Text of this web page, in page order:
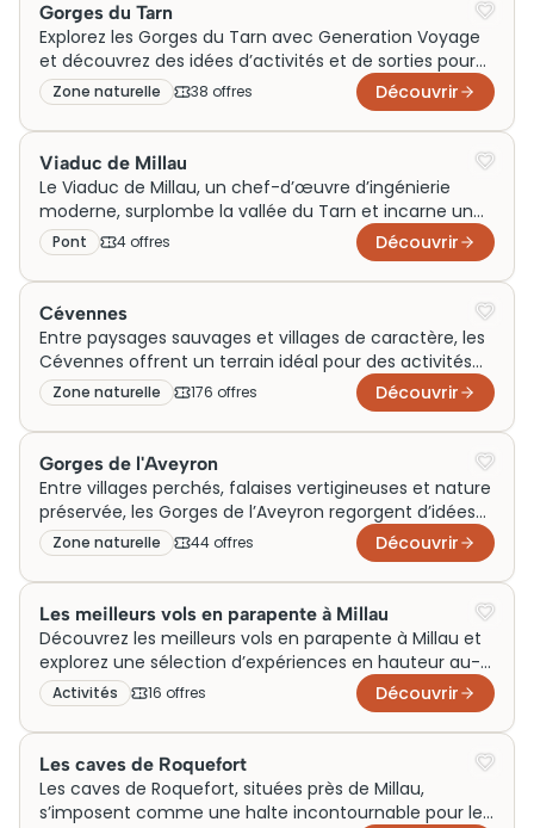
Gorges du Tarn
Explorez les Gorges du Tarn avec Generation Voyage
et découvrez des idées d’activités et de sorties pour
un week-end en famille ou en couple. Entre visites
authentiques, aventures en pleine nature et
expériences incontournables autour du canyon, vivez
un voyage riche en émotions au cœur de l’un des plus
beaux sites de France.
Zone naturelle 38 offres Découvrir
Viaduc de Millau
Le Viaduc de Millau, un chef-d’œuvre d’ingénierie
moderne, surplombe la vallée du Tarn et incarne un
exploit architectural remarquable. Inauguré en 2004, il
était initialement destiné à alléger le trafic
congestionnant la ville de Millau. Aujourd’hui, il attire
des milliers de visiteurs fascinés par ses lignes
élégantes et sa hauteur vertigineuse, faisant de la
visite une expérience incontournable.
Pont 4 offres Découvrir
Cévennes
Entre paysages sauvages et villages de caractère, les
Cévennes offrent un terrain idéal pour des activités
en famille, un week-end en couple ou un voyage
riche en découvertes. Generation Voyage vous inspire
avec des idées de sorties, visites et expériences à
vivre autour de ces montagnes préservées, parfaites
pour explorer autrement.
Zone naturelle 176 offres Découvrir
Gorges de l'Aveyron
Entre villages perchés, falaises vertigineuses et nature
préservée, les Gorges de l’Aveyron regorgent d’idées
de sorties et d’activités pour un week-end en famille
ou en couple. Generation Voyage vous aide à choisir
les plus belles visites et expériences autour de cette
destination idéale pour un voyage authentique au
cœur du Sud-Ouest.
Zone naturelle 44 offres Découvrir
Les meilleurs vols en parapente à Millau
Découvrez les meilleurs vols en parapente à Millau et
explorez une sélection d’expériences en hauteur au-
dessus du viaduc et des gorges du Tarn. Comparez
les offres, réservez un vol en tandem ou une initiation
et vivez un moment fort lors de votre prochain
passage dans l’Aveyron.
Activités 16 offres Découvrir
Les caves de Roquefort
Les caves de Roquefort, situées près de Millau,
s’imposent comme une halte incontournable pour les